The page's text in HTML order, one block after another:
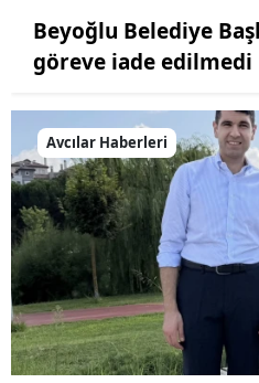
Beyoğlu Belediye
göreve iade edilmedi
Avcılar Haberleri